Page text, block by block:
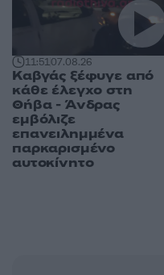
11:5107.08.26
Καβγάς ξέφυγε από
κάθε έλεγχο στη
Θήβα - Άνδρας
εμβόλιζε
επανειλημμένα
παρκαρισμένο
αυτοκίνητο